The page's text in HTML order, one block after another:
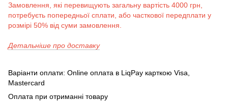
Замовлення, які перевищують загальну вартість 4000 грн,
потребуєть попередньої сплати, або часткової передплати у
розмірі 50% від суми замовлення.
Детальніше про доставку
Варіанти оплати: Online оплата в LiqPay карткою Visa,
Mastercard
Оплата при отриманні товару